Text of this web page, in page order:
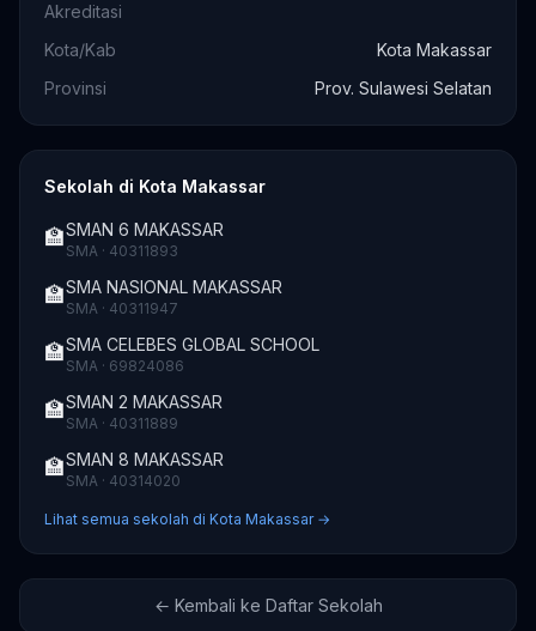
Akreditasi
Kota/Kab
Kota Makassar
Provinsi
Prov. Sulawesi Selatan
Sekolah di Kota Makassar
🏫SMAN 6 MAKASSAR
SMA · 40311893
🏫SMA NASIONAL MAKASSAR
SMA · 40311947
🏫SMA CELEBES GLOBAL SCHOOL
SMA · 69824086
🏫SMAN 2 MAKASSAR
SMA · 40311889
🏫SMAN 8 MAKASSAR
SMA · 40314020
Lihat semua sekolah di Kota Makassar →
← Kembali ke Daftar Sekolah